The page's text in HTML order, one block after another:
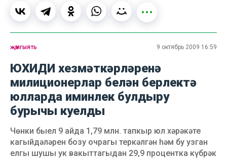
җәмгыять 9 октябрь 2009 16:59
ЮХИДИ хезмәткәрләренә
милиционерлар белән берлектә
юлларда иминлек булдыру
бурычы куелды
Чөнки быел 9 айда 1,79 млн. тапкыр юл хәрәкәте
кагыйдәләрен бозу очрагы теркәлгән һәм бу узган
елгы шушы ук вакыттагыдан 29,9 процентка күбрәк